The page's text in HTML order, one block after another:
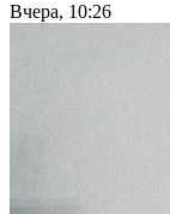
Вчера, 10:26